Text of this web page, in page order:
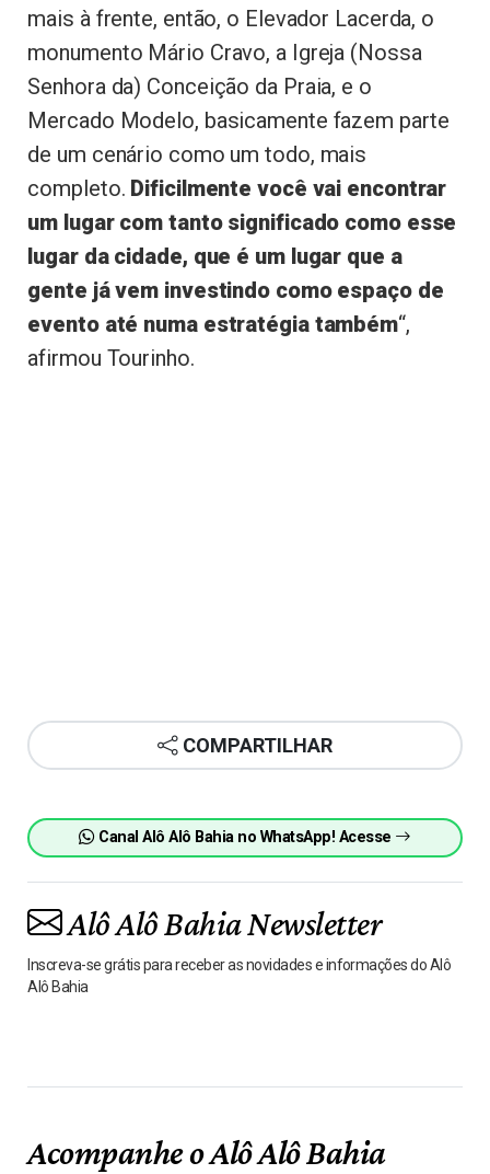
mais à frente, então, o Elevador Lacerda, o
monumento Mário Cravo, a Igreja (Nossa
Senhora da) Conceição da Praia, e o
Mercado Modelo, basicamente fazem parte
de um cenário como um todo, mais
completo. Dificilmente você vai encontrar
um lugar com tanto significado como esse
lugar da cidade, que é um lugar que a
gente já vem investindo como espaço de
evento até numa estratégia também“,
afirmou Tourinho.
COMPARTILHAR
Canal Alô Alô Bahia no WhatsApp! Acesse
Alô Alô Bahia Newsletter
Inscreva-se grátis para receber as novidades e informações do Alô
Alô Bahia
Acompanhe o Alô Alô Bahia